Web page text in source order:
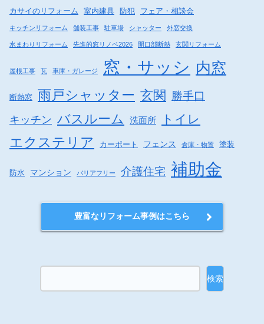
カサイのリフォーム
室内建具 防犯 フェア・相談会
キッチンリフォーム 舗装工事 駐車場 シャッター 外窓交換
水まわりリフォーム 先進的窓リノベ2026 開口部断熱 玄関リフォーム
屋根工事 瓦 車庫・ガレージ 窓・サッシ 内窓
断熱窓 雨戸シャッター 玄関 勝手口
キッチン バスルーム 洗面所 トイレ
エクステリア カーポート フェンス 倉庫・物置 塗装
防水 マンション バリアフリー 介護住宅 補助金
豊富なリフォーム事例はこちら
検索